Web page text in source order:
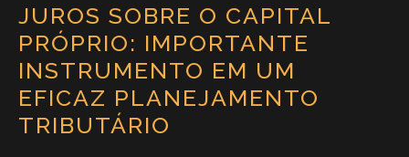
JUROS SOBRE O CAPITAL
PRÓPRIO: IMPORTANTE
INSTRUMENTO EM UM
EFICAZ PLANEJAMENTO
TRIBUTÁRIO